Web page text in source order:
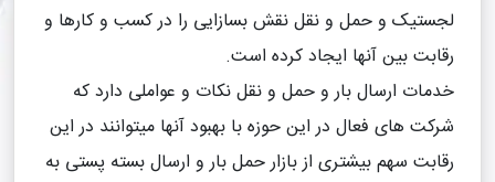
لجستیک و حمل و نقل نقش بسازایی را در کسب و کارها و
رقابت بین آنها ایجاد کرده است.
خدمات ارسال بار و حمل و نقل نکات و عواملی دارد که
شرکت های فعال در این حوزه با بهبود آنها میتوانند در این
رقابت سهم بیشتری از بازار حمل بار و ارسال بسته پستی به